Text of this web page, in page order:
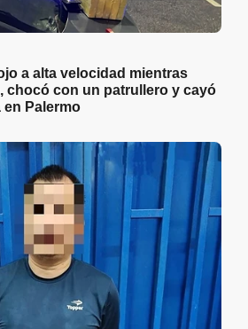
a alta velocidad mientras
chocó con un patrullero y cayó
Palermo